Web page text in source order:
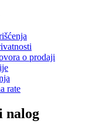
o prodaji
rate
nalog